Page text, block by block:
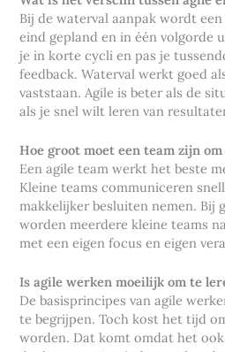
Bij de waterval aanpak wordt
eind gepland en in één volgorde
je in korte cycli en pas je
feedback. Waterval werkt goed
vaststaan. Agile is beter als de
als je snel wilt leren van
Hoe groot moet een team zijn
Een agile team werkt het beste
Kleine teams communiceren
makkelijker besluiten nemen. Bij
worden meerdere kleine teams
met een eigen focus en eigen
Is agile werken moeilijk om te
De basisprincipes van agile
te begrijpen. Toch kost het tijd
worden. Dat komt omdat het